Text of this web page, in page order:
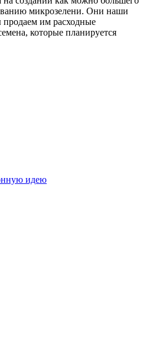
микрозелени. Они наши
им расходные
которые планируется
идею